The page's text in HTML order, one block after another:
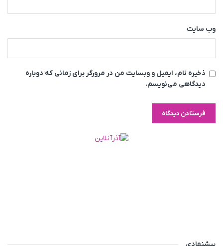
وب‌ سایت
ذخیره نام، ایمیل و وبسایت من در مرورگر برای زمانی که دوباره
دیدگاهی می‌نویسم.